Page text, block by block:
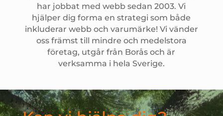
har jobbat med webb sedan 2003. Vi
hjälper dig forma en strategi som både
inkluderar webb och varumärke! Vi vänder
oss främst till mindre och medelstora
företag, utgår från Borås och är
verksamma i hela Sverige.